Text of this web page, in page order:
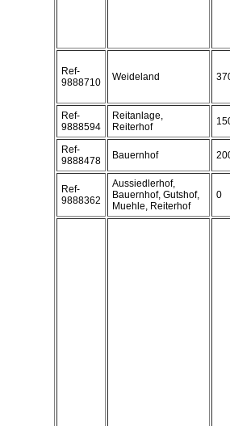
Ref-
9888710
Weideland
Ref-
9888594
Reitanlage,
Reiterhof
Ref-
9888478
Bauernhof
Ref-
9888362
Aussiedlerhof,
Bauernhof, Gutshof,
Muehle, Reiterhof
0